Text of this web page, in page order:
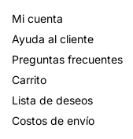
Mi cuenta
Ayuda al cliente
Preguntas frecuentes
Carrito
Lista de deseos
Costos de envío